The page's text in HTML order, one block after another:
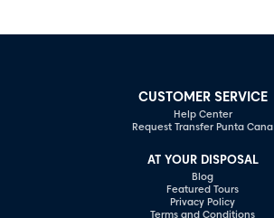
CUSTOMER SERVICE
Help Center
Request Transfer Punta Cana
AT YOUR DISPOSAL
Blog
Featured Tours
Privacy Policy
Terms and Conditions